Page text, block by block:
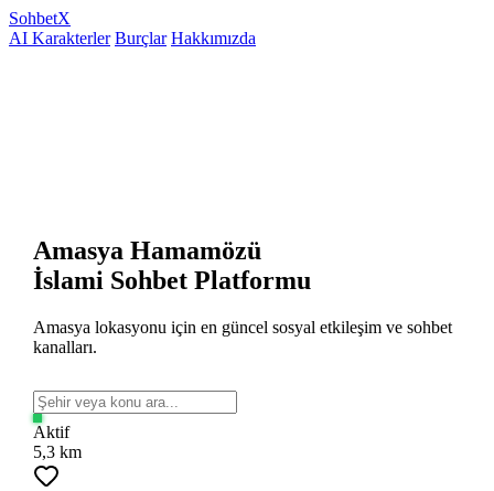
SohbetX
AI Karakterler Burçlar Hakkımızda
Amasya Hamamözü
İslami Sohbet Platformu
Amasya lokasyonu için en güncel sosyal etkileşim ve sohbet
kanalları.
Aktif
5,3 km